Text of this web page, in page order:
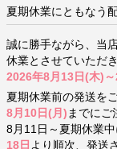
夏期休業にともなう
誠に勝手ながら、当
休業とさせていただき
2026年8月13日(木)
夏期休業前の発送を
8月10日(月) までにご
8月11日～夏期休業
18日 より順次、発送